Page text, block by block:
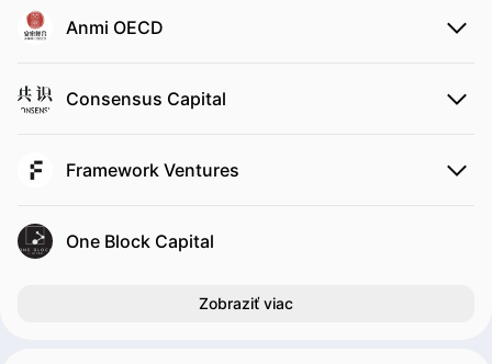
Anmi OECD
Consensus Capital
Framework Ventures
One Block Capital
Zobraziť viac